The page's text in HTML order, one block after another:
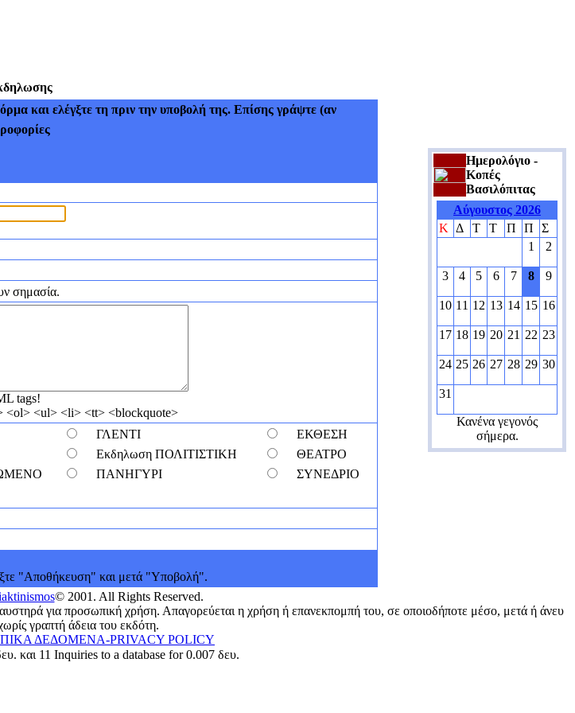
και ελέγξτε τη πριν την υποβολή της. Επίσης γράψτε (αν
σημασία.
tags!
<ul> <li> <tt> <blockquote>
ΓΛΕΝΤΙ
ΕΚΘΕΣΗ
Εκδηλωση ΠΟΛΙΤΙΣΤΙΚΗ
ΘΕΑΤΡΟ
ΠΑΝΗΓΥΡΙ
ΣΥΝΕΔΡΙΟ
"Αποθήκευση" και μετά "Υποβολή".
Ημερολόγιο -
Κοπές
Βασιλόπιτας
Αύγουστος 2026
Κ
Δ Τ Τ Π Π
Σ
1
2
3 4 5 6 7 8 9
10 11 12 13 14 15 16
17 18 19 20 21 22 23
24 25 26 27 28 29 30
31
Κανένα γεγονός
σήμερα.
© 2001. All Rights Reserved.
για προσωπική χρήση. Απαγορεύεται η χρήση ή επανεκπομπή του, σε οποιοδήποτε μέσο, μετά ή άνευ
γραπτή άδεια του εκδότη.
ΔΕΔΟΜΕΝΑ-PRIVACY POLICY
και 11 Inquiries to a database for 0.007 δευ.